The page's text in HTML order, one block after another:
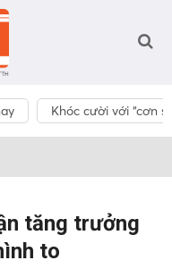
Khóc cười với “cơn
tăng trưởng
to